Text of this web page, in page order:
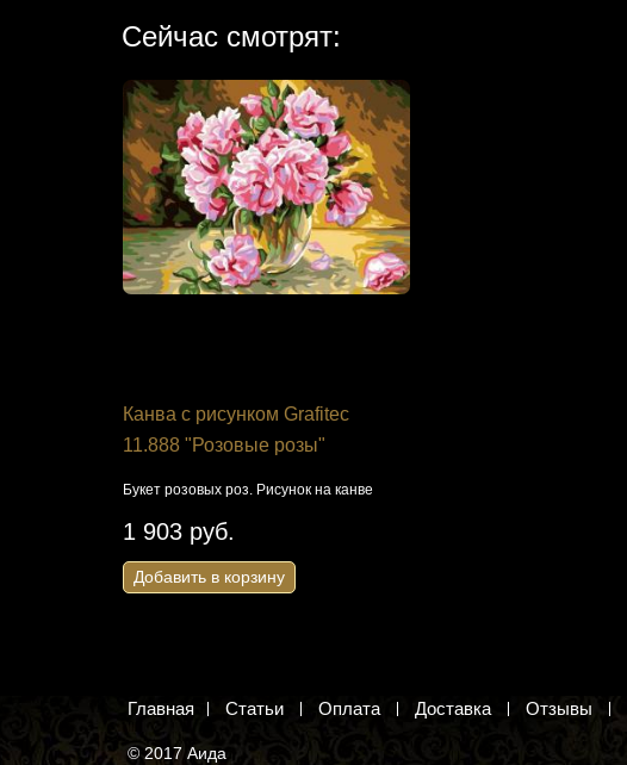
Сейчас смотрят:
Канва с рисунком Grafitec
11.888 "Розовые розы"
Букет розовых роз. Рисунок на канве
1 903 руб.
Добавить в корзину
Главная Статьи Оплата Доставка Отзывы
© 2017 Аида